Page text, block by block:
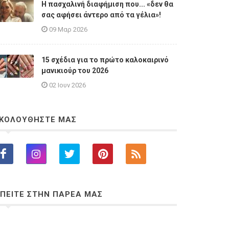
Η πασχαλινή διαφήμιση που... «δεν θα
σας αφήσει άντερο από τα γέλια»!
09 Μαρ 2026
15 σχέδια για το πρώτο καλοκαιρινό
μανικιούρ του 2026
02 Ιουν 2026
ΜΑΣ
ΣΤΗΝ ΠΑΡΕΑ ΜΑΣ